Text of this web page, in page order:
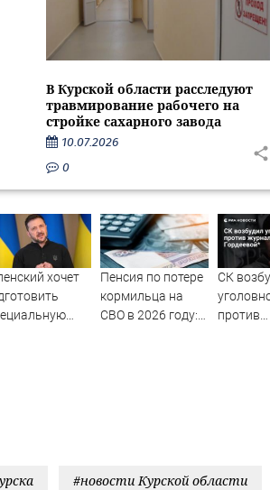
В Курской области расследуют
травмирование рабочего на
стройке сахарного завода
10.07.2026
0
хочет
Пенсия по потере
кормильца на
СВО в 2026 году:
СК
против
#новости Курской области